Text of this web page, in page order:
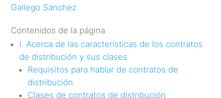
Gallego Sánchez
Contenidos de la página
I. Acerca de las características de los contratos
de distribución y sus clases
Requisitos para hablar de contratos de
distribución
Clases de contratos de distribución